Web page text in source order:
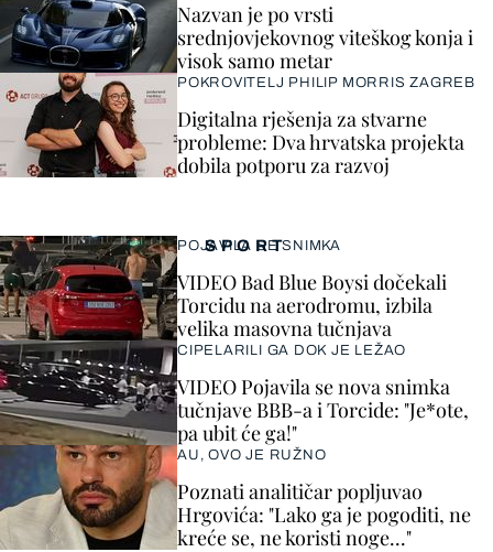
SPORT
POJAVILA SE SNIMKA
VIDEO Bad Blue Boysi dočekali
Torcidu na aerodromu, izbila
velika masovna tučnjava
CIPELARILI GA DOK JE LEŽAO
VIDEO Pojavila se nova snimka
tučnjave BBB-a i Torcide: "Je*ote,
pa ubit će ga!"
AU, OVO JE RUŽNO
Poznati analitičar popljuvao
Hrgovića: "Lako ga je pogoditi, ne
kreće se, ne koristi noge..."
Nazvan je po vrsti
srednjovjekovnog viteškog konja i
visok samo metar
POKROVITELJ PHILIP MORRIS ZAGREB
Digitalna rješenja za stvarne
probleme: Dva hrvatska projekta
dobila potporu za razvoj